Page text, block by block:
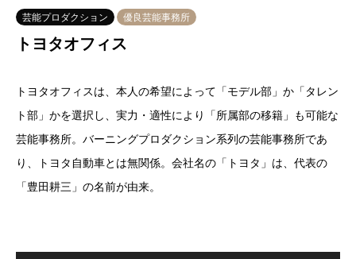
芸能プロダクション 優良芸能事務所
トヨタオフィス
トヨタオフィスは、本人の希望によって「モデル部」か「タレン
ト部」かを選択し、実力・適性により「所属部の移籍」も可能な
芸能事務所。バーニングプロダクション系列の芸能事務所であ
り、トヨタ自動車とは無関係。会社名の「トヨタ」は、代表の
「豊田耕三」の名前が由来。